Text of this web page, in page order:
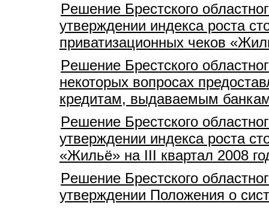
Pешение Брестского
утверждении индекса роста
приватизационных чеков
Pешение Брестского
некоторых вопросах
кредитам, выдаваемым
Pешение Брестского
утверждении индекса роста
«Жильё» на III квартал 2008
Pешение Брестского
утверждении Положения о